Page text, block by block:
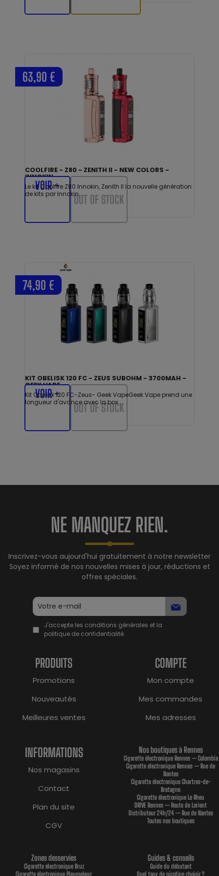
COOLFIRE - Z80 - ZENITH II - NEW COLORS -
INNOKIN
Le kit Coolfire Z80 Innokin, Zenith II la nouvelle génération
de kits par Innokin....
63,90 €
VOIR +
OUT OF STOCK
KIT OBELISK 120 FC - ZEUS SUBOHM - 3700MAH -
GEEK VAPE
Kit Obelisk 120 FC-Zeus- Geek VapeGeek Vape prend une
longueur d'avance avec la box...
74,90 €
VOIR +
OUT OF STOCK
NE MANQUEZ RIEN.
Inscrivez-vous aujourd'hui gratuitement à notre newsletter
Soyez informé de nos nouvelles mises à jour, réductions et
offres spéciales.
J'accepte les conditions générales et la
politique de confidentialité.
PRODUITS
Promotions
Nouveautés
Meilleures ventes
COMPTE
Mon compte
Mes commandes
Mes adresses
INFORMATIONS
Nos magasins
Contact
Plan du site
CGV
Nos boutiques à Rennes
Cigarette électronique Rennes — Colombia
Cigarette électronique Rennes — Rue de
Nantes
Cigarette électronique Chartres-de-
Bretagne
Cigarette électronique Le Rheu
DRIVE Rennes — Route de Lorient
Distributeur 24h/24 — Rue de Nantes
Toutes nos boutiques
Zones desservies
Cigarette électronique Bruz
Cigarette électronique Pleumeleuc
Guides & conseils
Guide du débutant
Quel taux de nicotine choisir ?